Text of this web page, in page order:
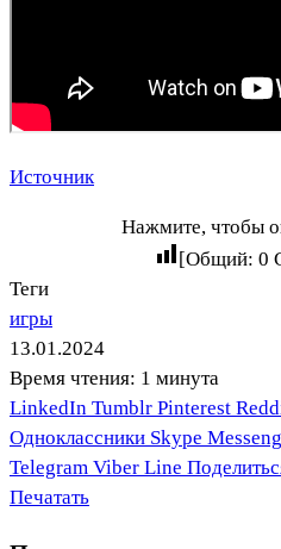
Источник
Нажмите, чтобы
[Общий: 0
Теги
игры
13.01.2024
Время чтения: 1 минута
LinkedIn Tumblr Pinterest
Одноклассники Skype
Telegram Viber Line
Печатать